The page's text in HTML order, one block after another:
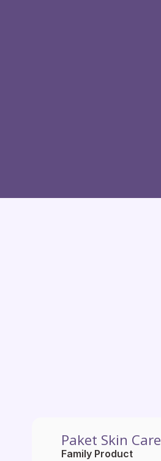
Paket Skin Care
Family Product